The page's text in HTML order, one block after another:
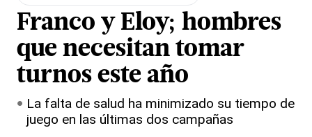
Franco y Eloy; hombres
que necesitan tomar
turnos este año
La falta de salud ha minimizado su tiempo de
juego en las últimas dos campañas